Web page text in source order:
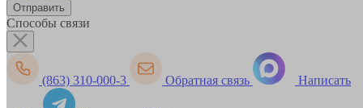
Способы связи
(863) 310-000-3 Обратная связь Написать